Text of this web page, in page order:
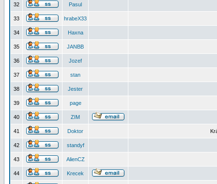
32 Pasul
33 hrabeX33
34 Haxna
35 JANBB
36 Jozef
37 stan
38 Jester
39 page
40 ZIM
41 Doktor
42 standyf
43 AlienCZ
44 Krecek